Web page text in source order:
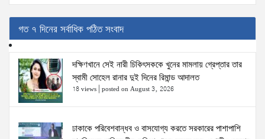
গত ৭ দিনের সর্বাধিক পঠিত সংবাদ
দক্ষিণখানে সেই নারী চিকিৎসককে খুনের মামলায় গ্রেপ্তার তার
স্বামী সোহেল রানার দুই দিনের রিমান্ড আদালত
18 views posted on August 3, 2026
ঢাকাকে পরিবেশবান্ধব ও বাসযোগ্য করতে সরকারের পাশাপাশি